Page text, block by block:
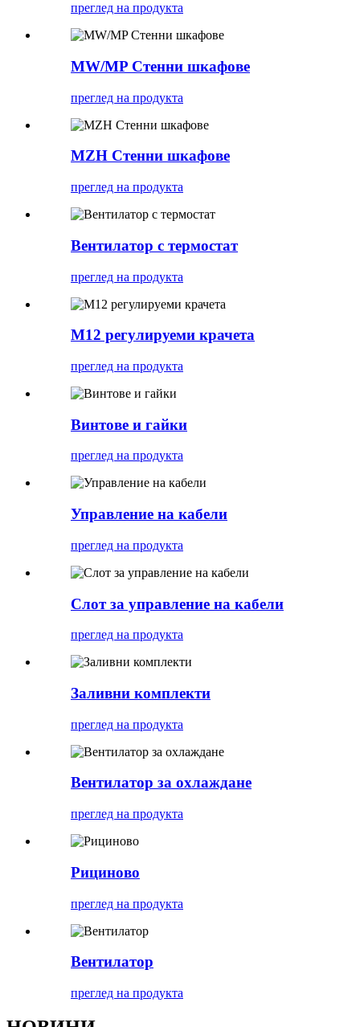
преглед на продукта
MW/MP Стенни шкафове
преглед на продукта
MZH Стенни шкафове
преглед на продукта
Вентилатор с термостат
преглед на продукта
M12 регулируеми крачета
преглед на продукта
Винтове и гайки
преглед на продукта
Управление на кабели
преглед на продукта
Слот за управление на кабели
преглед на продукта
Заливни комплекти
преглед на продукта
Вентилатор за охлаждане
преглед на продукта
Рициново
преглед на продукта
Вентилатор
преглед на продукта